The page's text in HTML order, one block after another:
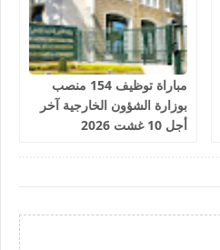
مباراة توظيف 154 منصب
بوزارة الشؤون الخارجية آخر
أجل 10 غشت 2026